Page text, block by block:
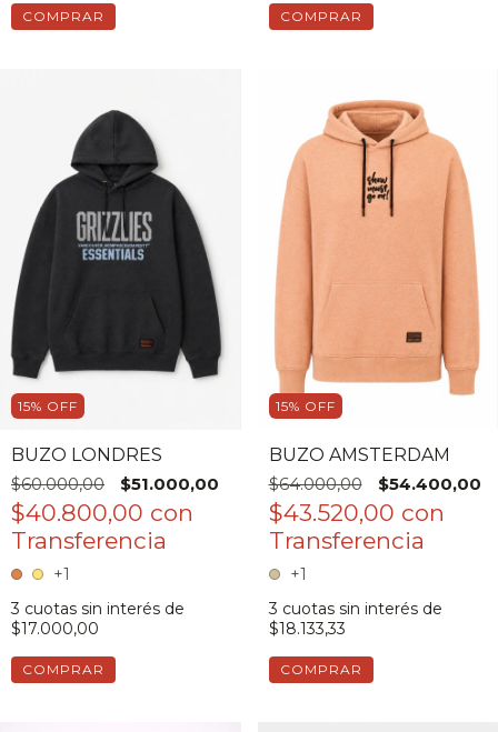
COMPRAR COMPRAR
15% OFF
BUZO LONDRES
$60.000,00
$51.000,00
$40.800,00 con
+1
3 cuotas sin interés de
$17.000,00
COMPRAR
15% OFF
BUZO AMSTERDAM
$64.000,00
$54.400,00
$43.520,00 con
+1
3 cuotas sin interés de
$18.133,33
COMPRAR